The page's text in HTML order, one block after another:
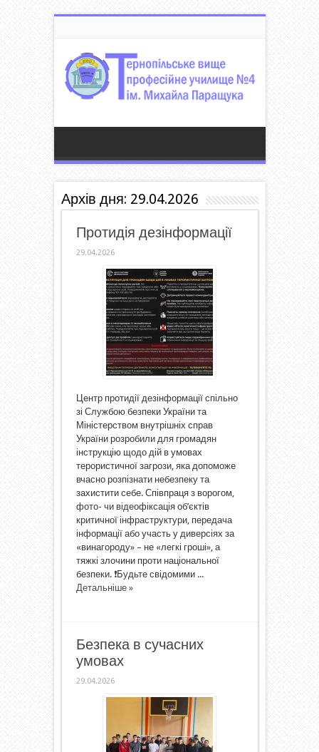
Архів дня: 29.04.2026
Протидія дезінформації
29.04.2026
Центр протидії дезінформації спільно
зі Службою безпеки України та
Міністерством внутрішніх справ
України розробили для громадян
інструкцію щодо дій в умовах
терористичної загрози, яка допоможе
вчасно розпізнати небезпеку та
захистити себе. Співпраця з ворогом,
фото- чи відеофіксація об’єктів
критичної інфраструктури, передача
інформації або участь у диверсіях за
«винагороду» – не «легкі гроші», а
тяжкі злочини проти національної
безпеки. ❗️Будьте свідомими ...
Детальніше »
Безпека в сучасних
умовах
29.04.2026